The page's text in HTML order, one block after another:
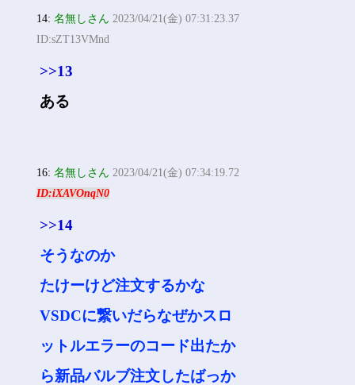
14:名無しさん 2023/04/21(金) 07:31:23.37
ID:sZT13VMnd
>>13
ある
16:名無しさん 2023/04/21(金) 07:34:19.72
ID:iXAVOnqN0
>>14
そうなのか
たけーけど注文するかな
VSDCに繋いだらなぜかスロ
ットルエラーのコード出たか
ら新品バルブ注文したばっか